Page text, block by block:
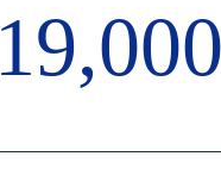
19,000